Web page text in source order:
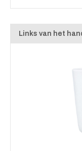
Links van het